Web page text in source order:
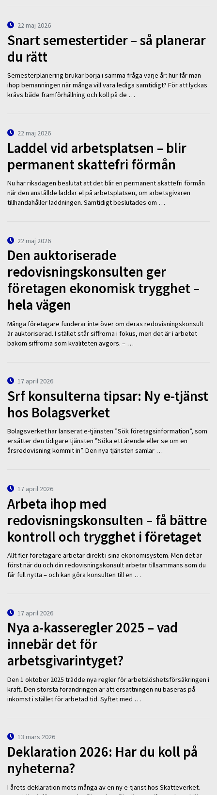
22 maj 2026
Snart semestertider – så planerar
du rätt
Semesterplanering brukar börja i samma fråga varje år: hur får man
ihop bemanningen när många vill vara lediga samtidigt? För att lyckas
krävs både framförhållning och koll på de …
22 maj 2026
Laddel vid arbetsplatsen – blir
permanent skattefri förmån
Nu har riksdagen beslutat att det blir en permanent skattefri förmån
när den anställde laddar el på arbetsplatsen, om arbetsgivaren
tillhandahåller laddningen. Samtidigt beslutades om …
22 maj 2026
Den auktoriserade
redovisningskonsulten ger
företagen ekonomisk trygghet –
hela vägen
Många företagare funderar inte över om deras redovisningskonsult
är auktoriserad. I stället står siffrorna i fokus, men det är i arbetet
bakom siffrorna som kvaliteten avgörs. – …
17 april 2026
Srf konsulterna tipsar: Ny e-tjänst
hos Bolagsverket
Bolagsverket har lanserat e-tjänsten ”Sök företagsinformation”, som
ersätter den tidigare tjänsten ”Söka ett ärende eller se om en
årsredovisning kommit in”. Den nya tjänsten samlar …
17 april 2026
Arbeta ihop med
redovisningskonsulten – få bättre
kontroll och trygghet i företaget
Allt fler företagare arbetar direkt i sina ekonomisystem. Men det är
först när du och din redovisningskonsult arbetar tillsammans som du
får full nytta – och kan göra konsulten till en …
17 april 2026
Nya a-kasseregler 2025 – vad
innebär det för
arbetsgivarintyget?
Den 1 oktober 2025 trädde nya regler för arbetslöshetsförsäkringen i
kraft. Den största förändringen är att ersättningen nu baseras på
inkomst i stället för arbetad tid. Syftet med …
13 mars 2026
Deklaration 2026: Har du koll på
nyheterna?
I årets deklaration möts många av en ny e-tjänst hos Skatteverket.